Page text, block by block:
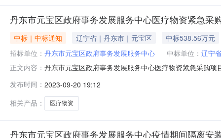
丹东市元宝区政府事务发展服务中心医疗物资紧急采
中标｜中标通知 辽宁省｜丹东市｜元宝区
中标538.56万元
招标单位： 丹东市元宝区政府事务发展服务中心 中标单位： 辽宁
正文内容： 丹东市元宝区政府事务发展服务中心医疗物资紧急采购
命安全，按照辽宁省财政厅《关于做好新型冠状病毒感
服务中心医疗物资紧急
发布时间： 2023-09-20 19:12
相关产品：
医疗物资
丹东市元宝区政府事务发展服务中心疫情期间隔离安